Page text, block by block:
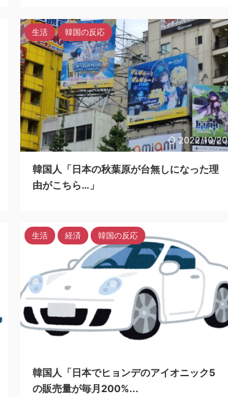
2022/10/20
生活 韓国の反応
韓国人「日本の秋葉原が台無しになった理
由がこちら…」
生活 経済 韓国の反応
韓国人「日本でヒョンデのアイオニック5
の販売量が毎月200%...